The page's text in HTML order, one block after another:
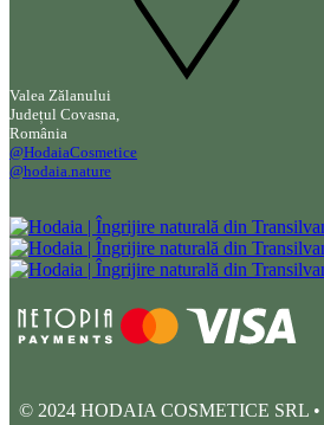
Valea Zălanului
Județul Covasna,
România
@HodaiaCosmetice
@hodaia.nature
© 2024 HODAIA COSMETICE SRL •